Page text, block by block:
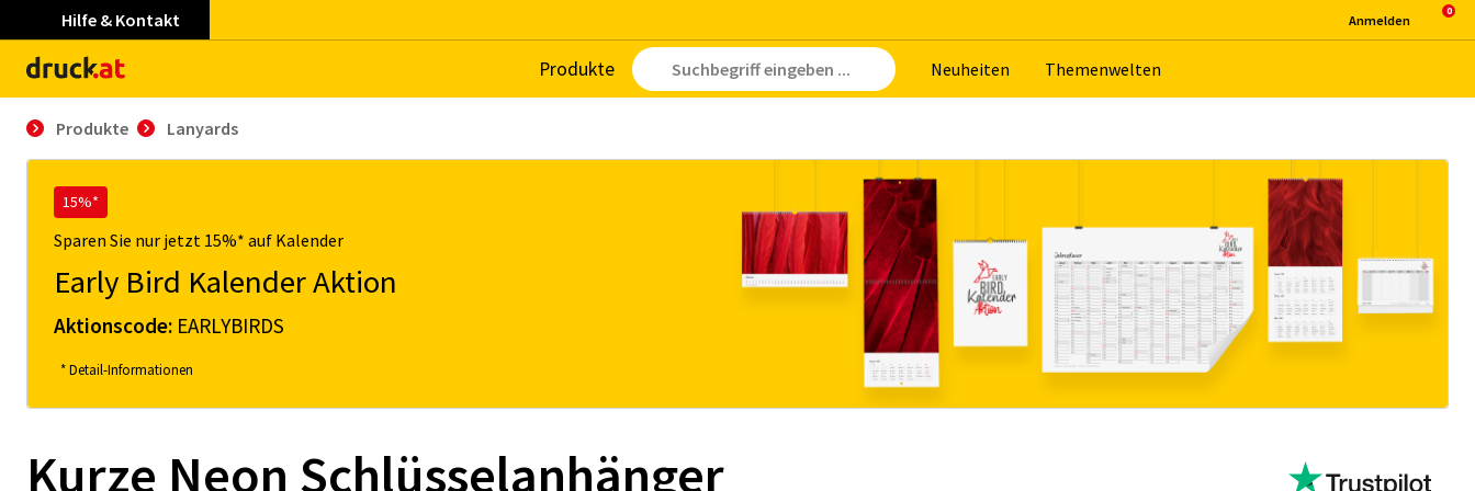
Hilfe & Kontakt
Pro­duk­te Neu­hei­ten The­men­wel­ten
An­mel­den
Produkte Lanyards
15%*
Sparen Sie nur jetzt 15%* auf Kalender
Early Bird Kalender Aktion
Aktionscode: EARLYBIRDS
* Detail-Informationen
Kurze Neon Schlüsselanhänger